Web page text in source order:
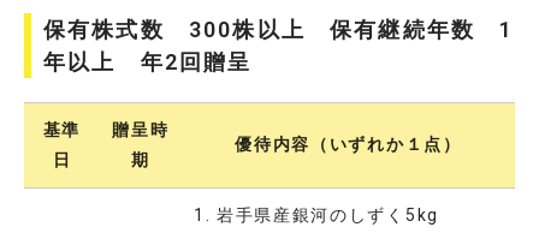
保有株式数 300株以上 保有継続年数 1
年以上 年2回贈呈
基準
日
贈呈時
期
優待内容（いずれか１点）
1. 岩手県産銀河のしずく5kg